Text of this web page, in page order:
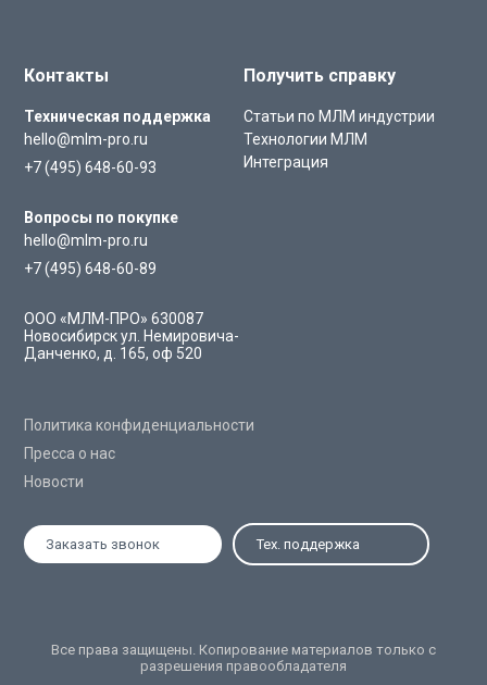
Контакты
Техническая поддержка
hello@mlm-pro.ru
+7 (495) 648-60-93
Вопросы по покупке
hello@mlm-pro.ru
+7 (495) 648-60-89
ООО «МЛМ-ПРО»630087
Новосибирск ул. Немировича-
Данченко, д. 165, оф 520
Получить справку
Статьи по МЛМ индустрии
Технологии МЛМ
Интеграция
Политика конфиденциальности
Пресса о нас
Новости
Заказать звонок Тех. поддержка
Все права защищены. Копирование материалов только с
разрешения правообладателя